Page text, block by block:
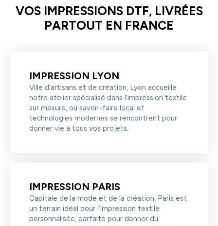
polyvalentes du marché textile.
- Uniformes et vêtements professionnels
- Tote-bags et accessoires textiles
- Éviter le sèche-linge
- Ne pas repasser directement sur le visuel
VOS IMPRESSIONS DTF, LIVRÉES
PARTOUT EN FRANCE
IMPRESSION LYON
Ville d’artisans et de création, Lyon accueille
notre atelier spécialisé dans l’impression textile
sur mesure, où savoir-faire local et
technologies modernes se rencontrent pour
donner vie à tous vos projets.
IMPRESSION PARIS
Capitale de la mode et de la création, Paris est
un terrain idéal pour l’impression textile
personnalisée, parfaite pour donner du